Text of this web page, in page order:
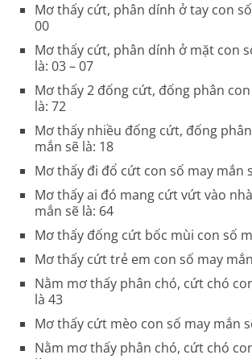
Mơ thấy cứt, phân dính ở tay con
00
Mơ thấy cứt, phân dính ở mặt con
là: 03 – 07
Mơ thấy 2 đống cứt, đống phân
là: 72
Mơ thấy nhiều đống cứt, đống
mắn sẽ là: 18
Mơ thấy đi đổ cứt con số may mắn
Mơ thấy ai đó mang cứt vứt vào
mắn sẽ là: 64
Mơ thấy đống cứt bốc mùi con số
Mơ thấy cứt trẻ em con số may
Nằm mơ thấy phân chó, cứt chó
là 43
Mơ thấy cứt mèo con số may mắn
Nằm mơ thấy phân chó, cứt chó